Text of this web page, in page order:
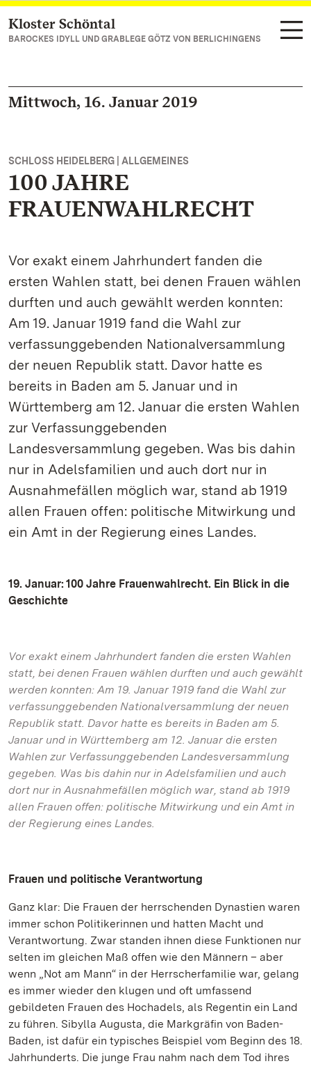
Zum Hauptinhalt springen
Kloster Schöntal
BAROCKES IDYLL UND GRABLEGE GÖTZ VON BERLICHINGENS
Mittwoch, 16. Januar 2019
SCHLOSS HEIDELBERG | ALLGEMEINES
100 JAHRE
FRAUENWAHLRECHT
Vor exakt einem Jahrhundert fanden die
ersten Wahlen statt, bei denen Frauen wählen
durften und auch gewählt werden konnten:
Am 19. Januar 1919 fand die Wahl zur
verfassunggebenden Nationalversammlung
der neuen Republik statt. Davor hatte es
bereits in Baden am 5. Januar und in
Württemberg am 12. Januar die ersten Wahlen
zur Verfassunggebenden
Landesversammlung gegeben. Was bis dahin
nur in Adelsfamilien und auch dort nur in
Ausnahmefällen möglich war, stand ab 1919
allen Frauen offen: politische Mitwirkung und
ein Amt in der Regierung eines Landes.
19. Januar: 100 Jahre Frauenwahlrecht. Ein Blick in die
Geschichte
Vor exakt einem Jahrhundert fanden die ersten Wahlen
statt, bei denen Frauen wählen durften und auch gewählt
werden konnten: Am 19. Januar 1919 fand die Wahl zur
verfassunggebenden Nationalversammlung der neuen
Republik statt. Davor hatte es bereits in Baden am 5.
Januar und in Württemberg am 12. Januar die ersten
Wahlen zur Verfassunggebenden Landesversammlung
gegeben. Was bis dahin nur in Adelsfamilien und auch
dort nur in Ausnahmefällen möglich war, stand ab 1919
allen Frauen offen: politische Mitwirkung und ein Amt in
der Regierung eines Landes.
Frauen und politische Verantwortung
Ganz klar: Die Frauen der herrschenden Dynastien waren
immer schon Politikerinnen und hatten Macht und
Verantwortung. Zwar standen ihnen diese Funktionen nur
selten im gleichen Maß offen wie den Männern – aber
wenn „Not am Mann“ in der Herrscherfamilie war, gelang
es immer wieder den klugen und oft umfassend
gebildeten Frauen des Hochadels, als Regentin ein Land
zu führen. Sibylla Augusta, die Markgräfin von Baden-
Baden, ist dafür ein typisches Beispiel vom Beginn des 18.
Jahrhunderts. Die junge Frau nahm nach dem Tod ihres